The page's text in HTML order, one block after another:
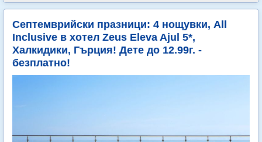
Септемврийски празници: 4 нощувки, All
Inclusive в хотел Zeus Eleva Ajul 5*,
Халкидики, Гърция! Дете до 12.99г. -
безплатно!